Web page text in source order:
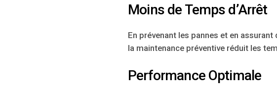
Moins de Temps d’Arrêt
En prévenant les pannes et en
la maintenance préventive réduit les
Performance Optimale